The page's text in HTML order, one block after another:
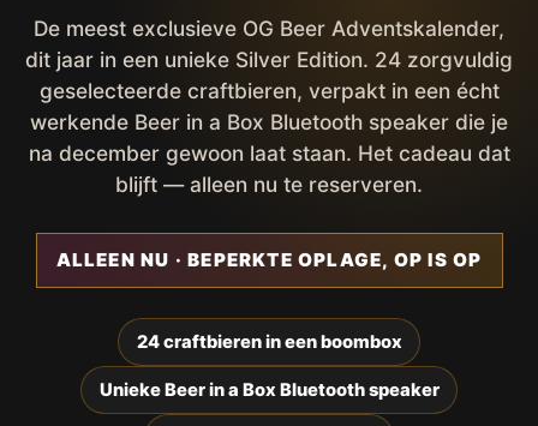
De meest exclusieve OG Beer Adventskalender,
dit jaar in een unieke Silver Edition. 24 zorgvuldig
geselecteerde craftbieren, verpakt in een écht
werkende Beer in a Box Bluetooth speaker die je
na december gewoon laat staan. Het cadeau dat
blijft — alleen nu te reserveren.
ALLEEN NU · BEPERKTE OPLAGE, OP IS OP
24 craftbieren in een boombox
Unieke Beer in a Box Bluetooth speaker